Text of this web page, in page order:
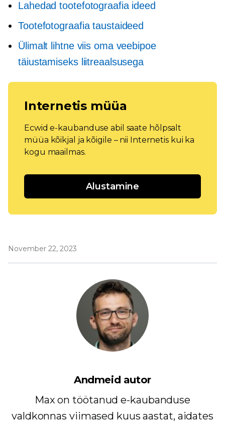
Lahedad tootefotograafia ideed
Tootefotograafia taustaideed
Ülimalt lihtne viis oma veebipoe
täiustamiseks liitreaalsusega
Internetis müüa
Ecwid e-kaubanduse abil saate hõlpsalt
müüa kõikjal ja kõigile – nii Internetis kui ka
kogu maailmas.
Alustamine
November 22, 2023
Andmeid autor
Max on töötanud e-kaubanduse
valdkonnas viimased kuus aastat, aidates